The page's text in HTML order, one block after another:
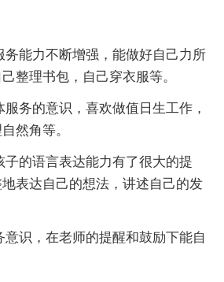
能力不断增强，能做好自己力所
整理书包，自己穿衣服等。
的意识，喜欢做值日生工作，
然角等。
的语言表达能力有了很大的提
表达自己的想法，讲述自己的发
识，在老师的提醒和鼓励下能自